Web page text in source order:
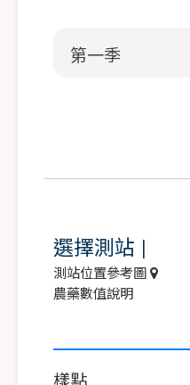
選擇測站 |
測站位置參考圖
農藥數值說明
樣點